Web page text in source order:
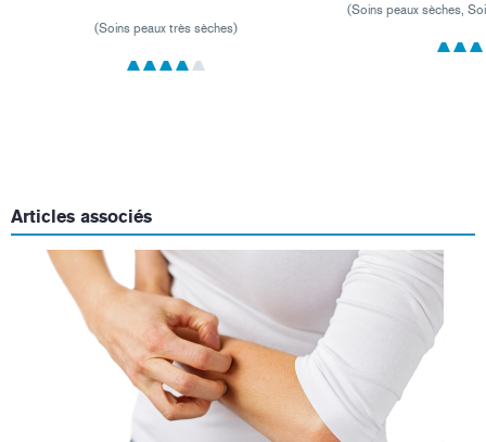
(Soins peaux très sèches)
(Soins peaux sèches,
Articles associés